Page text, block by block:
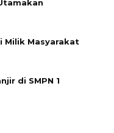
Milik Masyarakat
di SMPN 1